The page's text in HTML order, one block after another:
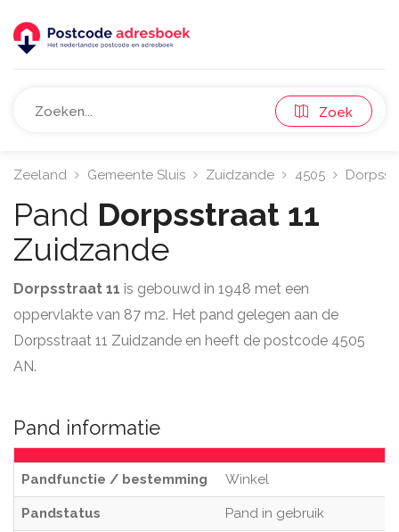
Zoek
Zeeland Gemeente Sluis Zuidzande 4505
Pand Dorpsstraat 11
Zuidzande
Dorpsstraat 11 is gebouwd in 1948 met een
oppervlakte van 87 m2. Het pand gelegen aan de
Dorpsstraat 11 Zuidzande en heeft de postcode 4505
AN.
Pand informatie
Pandfunctie / bestemming Winkel
Pandstatus Pand in gebruik